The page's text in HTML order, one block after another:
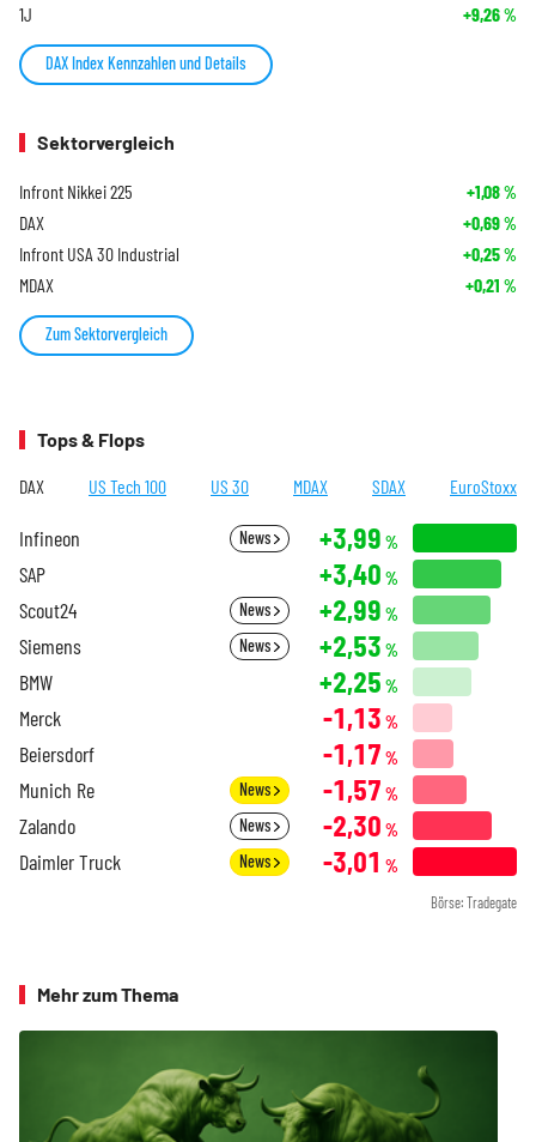
1J +9,26%
DAX Index Kennzahlen und Details
Sektorvergleich
Infront Nikkei 225 +1,08%
DAX +0,69%
Infront USA 30 Industrial +0,25%
MDAX +0,21 %
Zum Sektorvergleich
Tops & Flops
DAX US Tech 100 US 30 MDAX SDAX EuroStoxx
Infineon News +3,99 %
SAP +3,40 %
Scout24 News +2,99 %
Siemens News +2,53 %
BMW +2,25 %
Merck -1,13 %
Beiersdorf -1,17 %
Munich Re News -1,57 %
Zalando News -2,30 %
Daimler Truck News -3,01 %
Börse: Tradegate
Mehr zum Thema